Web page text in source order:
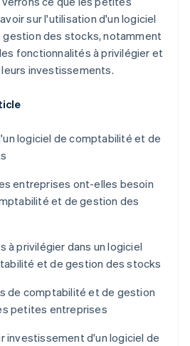
sur l'utilisation d'un logiciel
des stocks, notamment
fonctionnalités à privilégier et
investissements.
logiciel de comptabilité et de
entreprises ont-elles besoin
et de gestion des
à privilégier dans un logiciel
et de gestion des stocks
de comptabilité et de gestion
petites entreprises
investissement d'un logiciel de